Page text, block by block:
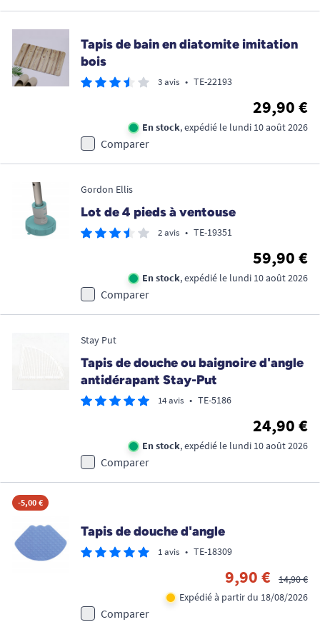
Tapis de bain en diatomite imitation
bois
3 avis • TE-22193
29,90 €
En stock, expédié le lundi 10 août 2026
Comparer
Gordon Ellis
Lot de 4 pieds à ventouse
2 avis • TE-19351
59,90 €
En stock, expédié le lundi 10 août 2026
Comparer
Stay Put
Tapis de douche ou baignoire d'angle
antidérapant Stay-Put
14 avis • TE-5186
24,90 €
En stock, expédié le lundi 10 août 2026
Comparer
-5,00 €
Tapis de douche d'angle
1 avis • TE-18309
9,90 €
14,90 €
Expédié à partir du 18/08/2026
Comparer